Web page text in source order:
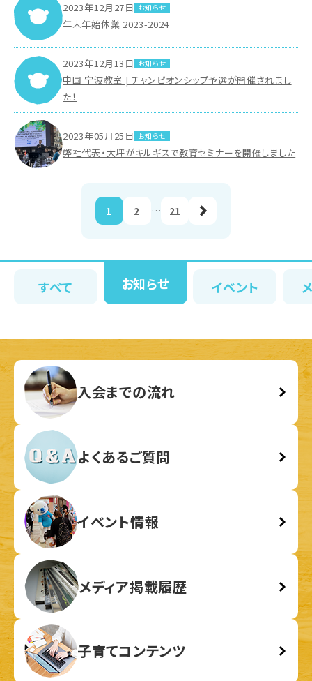
2023年12月27日 お知らせ
年末年始休業 2023-2024
2023年12月13日 お知らせ
中国 宁波教室 | チャンピオンシップ予選が開催されまし
た！
2023年05月25日 お知らせ
弊社代表・大坪がキルギスで教育セミナーを開催しました
1 2 … 21
すべて お知らせ イベント
入会までの流れ
よくあるご質問
イベント情報
メディア掲載履歴
子育てコンテンツ